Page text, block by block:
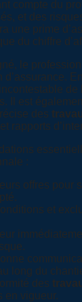
compte du
et des
une prime
du chiffre
le
d’assurance.
de
Il est
des
rapports
:
offres pour
et
long du
des
en vigueur.